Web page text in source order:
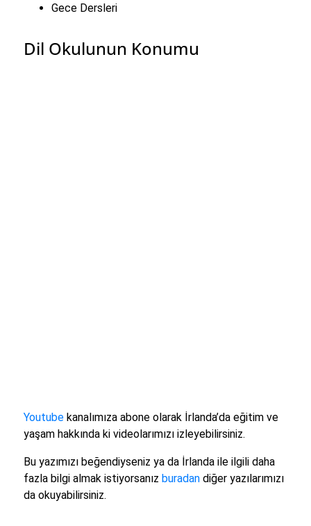
Gece Dersleri
Dil Okulunun Konumu
Youtube kanalımıza abone olarak İrlanda’da eğitim ve
yaşam hakkında ki videolarımızı izleyebilirsiniz.
Bu yazımızı beğendiyseniz ya da İrlanda ile ilgili daha
fazla bilgi almak istiyorsanız buradan diğer yazılarımızı
da okuyabilirsiniz.